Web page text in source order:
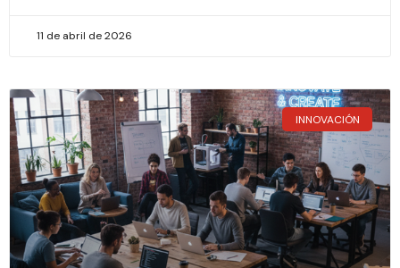
11 de abril de 2026
INNOVACIÓN